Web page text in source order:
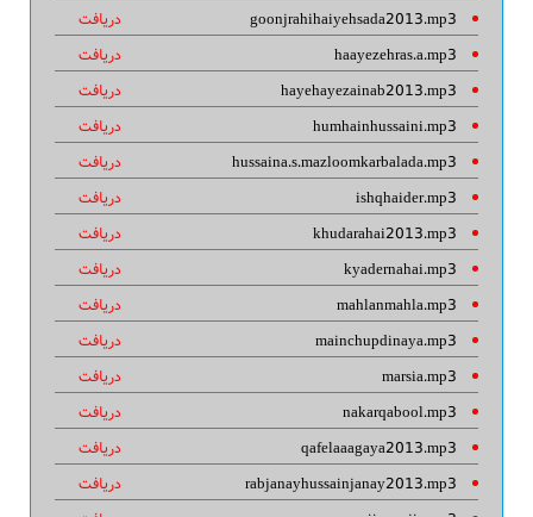
دریافت
goonjrahihaiyehsada2013.mp3
دریافت
haayezehras.a.mp3
دریافت
hayehayezainab2013.mp3
دریافت
humhainhussaini.mp3
دریافت
hussaina.s.mazloomkarbalada.mp3
دریافت
ishqhaider.mp3
دریافت
khudarahai2013.mp3
دریافت
kyadernahai.mp3
دریافت
mahlanmahla.mp3
دریافت
mainchupdinaya.mp3
دریافت
marsia.mp3
دریافت
nakarqabool.mp3
دریافت
qafelaaagaya2013.mp3
دریافت
rabjanayhussainjanay2013.mp3